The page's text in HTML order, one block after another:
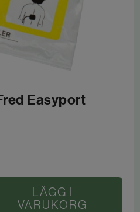
Easyport
LÄGG I
VARUKORG